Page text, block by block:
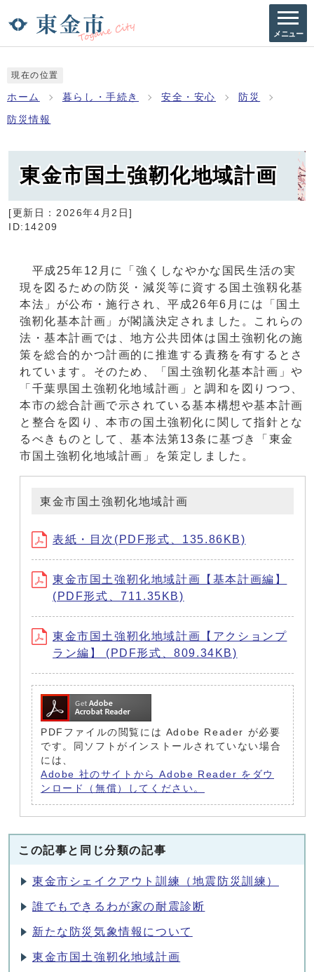
メニュー
現在の位置
ホーム 暮らし・手続き 安全・安心 防災
防災情報
東金市国土強靭化地域計画
[更新日： 2026年4月2日]
ID:14209
平成25年12月に「強くしなやかな国民生活の実
現を図るための防災・減災等に資する国土強靱化基
本法」が公布・施行され、平成26年6月には「国土
強靭化基本計画」が閣議決定されました。これらの
法・基本計画では、地方公共団体は国土強靭化の施
策を総合的かつ計画的に推進する責務を有するとさ
れています。そのため、「国土強靭化基本計画」や
「千葉県国土強靭化地域計画」と調和を図りつつ、
本市の総合計画で示されている基本構想や基本計画
と整合を図り、本市の国土強靭化に関して指針とな
るべきものとして、基本法第13条に基づき「東金
市国土強靭化地域計画」を策定しました。
東金市国土強靭化地域計画
表紙・目次(PDF形式、135.86KB)
東金市国土強靭化地域計画【基本計画編】
(PDF形式、711.35KB)
東金市国土強靭化地域計画【アクションプ
ラン編】 (PDF形式、809.34KB)
PDFファイルの閲覧には Adobe Reader が必要
です。同ソフトがインストールされていない場合
には、
Adobe 社のサイトから Adobe Reader をダウ
ンロード（無償）してください。
この記事と同じ分類の記事
東金市シェイクアウト訓練（地震防災訓練）
誰でもできるわが家の耐震診断
新たな防災気象情報について
東金市国土強靭化地域計画